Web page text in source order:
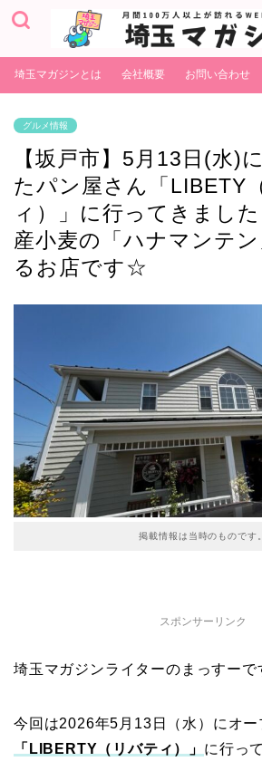
埼玉マガジンとは 会社概要 お問い合わせ
グルメ情報
【坂戸市】5月13日(水)
たパン屋さん「LIBETY
ィ）」に行ってきまし
産小麦の「ハナマンテン
るお店です☆
掲載情報は当時のものです。
スポンサーリンク
埼玉マガジンライターのまっすーで
今回は2026年5月13日（水）にオ
「LIBERTY（リバティ）」 に行っ